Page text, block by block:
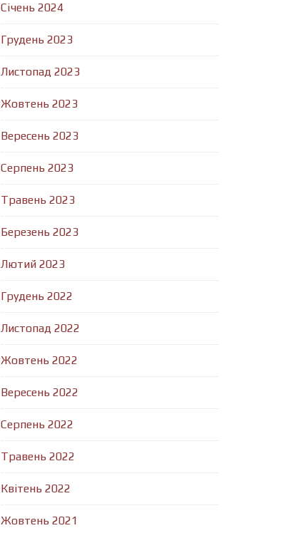
Січень 2024
Грудень 2023
Листопад 2023
Жовтень 2023
Вересень 2023
Серпень 2023
Травень 2023
Березень 2023
Лютий 2023
Грудень 2022
Листопад 2022
Жовтень 2022
Вересень 2022
Серпень 2022
Травень 2022
Квітень 2022
Жовтень 2021